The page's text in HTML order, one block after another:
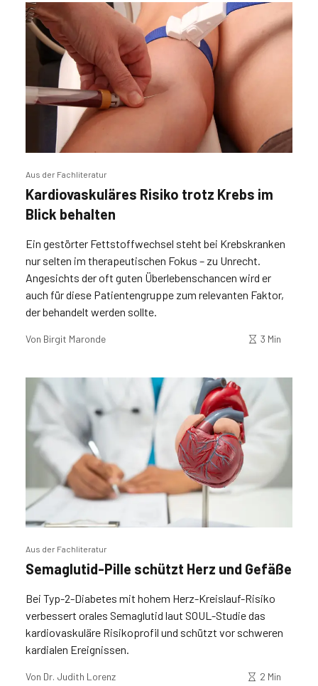
Aus der Fachliteratur
Kardiovaskuläres Risiko trotz Krebs im
Blick behalten
Ein gestörter Fettstoffwechsel steht bei Krebskranken
nur selten im therapeutischen Fokus – zu Unrecht.
Angesichts der oft guten Überlebenschancen wird er
auch für diese Patientengruppe zum relevanten Faktor,
der behandelt werden sollte.
Von Birgit Maronde 3 Min
Aus der Fachliteratur
Semaglutid-Pille schützt Herz und Gefäße
Bei Typ-2-Diabetes mit hohem Herz-Kreislauf-Risiko
verbessert orales Semaglutid laut SOUL-Studie das
kardiovaskuläre Risikoprofil und schützt vor schweren
kardialen Ereignissen.
Von Dr. Judith Lorenz 2 Min